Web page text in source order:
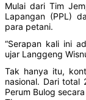
Mulai dari Tim
Lapangan (PPL)
para petani.
“Serapan kali ini
ujar Langgeng
Tak hanya itu,
nasional. Dari total
Perum Bulog